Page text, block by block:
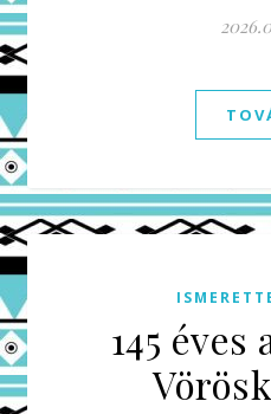
145 éves